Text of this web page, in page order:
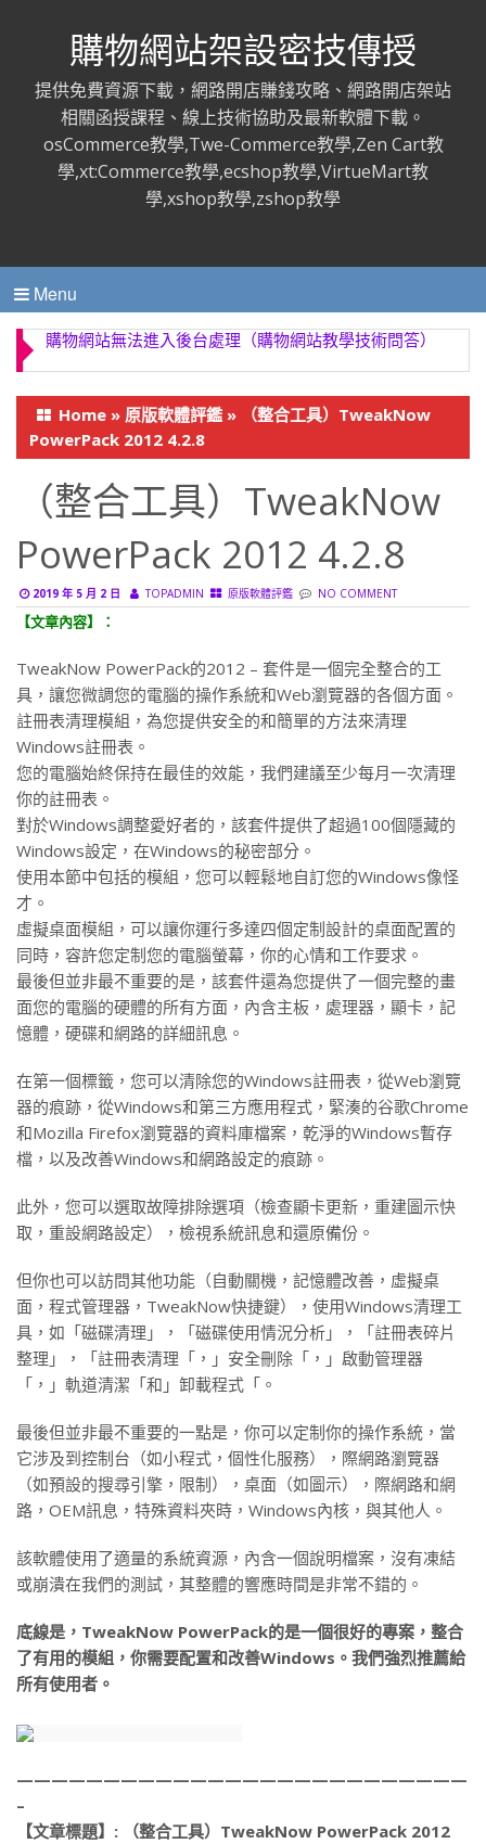
購物網站架設密技傳授
提供免費資源下載，網路開店賺錢攻略、網路開店架站
相關函授課程、線上技術協助及最新軟體下載。
osCommerce教學,Twe-Commerce教學,Zen Cart教
學,xt:Commerce教學,ecshop教學,VirtueMart教
學,xshop教學,zshop教學
Menu
購物網站無法進入後台處理（購物網站教學技術問答）
Home » 原版軟體評鑑 »
（整合工具）TweakNow
PowerPack 2012 4.2.8
（整合工具）TweakNow
PowerPack 2012 4.2.8
2019 年 5 月 2 日 TOPADMIN 原版軟體評鑑 NO COMMENT
【文章內容】：
TweakNow PowerPack的2012 – 套件是一個完全整合的工
具，讓您微調您的電腦的操作系統和Web瀏覽器的各個方面。
註冊表清理模組，為您提供安全的和簡單的方法來清理
Windows註冊表。
您的電腦始終保持在最佳的效能，我們建議至少每月一次清理
你的註冊表。
對於Windows調整愛好者的，該套件提供了超過100個隱藏的
Windows設定，在Windows的秘密部分。
使用本節中包括的模組，您可以輕鬆地自訂您的Windows像怪
才。
虛擬桌面模組，可以讓你運行多達四個定制設計的桌面配置的
同時，容許您定制您的電腦螢幕，你的心情和工作要求。
最後但並非最不重要的是，該套件還為您提供了一個完整的畫
面您的電腦的硬體的所有方面，內含主板，處理器，顯卡，記
憶體，硬碟和網路的詳細訊息。
在第一個標籤，您可以清除您的Windows註冊表，從Web瀏覽
器的痕跡，從Windows和第三方應用程式，緊湊的谷歌Chrome
和Mozilla Firefox瀏覽器的資料庫檔案，乾淨的Windows暫存
檔，以及改善Windows和網路設定的痕跡。
此外，您可以選取故障排除選項（檢查顯卡更新，重建圖示快
取，重設網路設定），檢視系統訊息和還原備份。
但你也可以訪問其他功能（自動關機，記憶體改善，虛擬桌
面，程式管理器，TweakNow快捷鍵），使用Windows清理工
具，如「磁碟清理」，「磁碟使用情況分析」，「註冊表碎片
整理」，「註冊表清理「，」安全刪除「，」啟動管理器
「，」軌道清潔「和」卸載程式「。
最後但並非最不重要的一點是，你可以定制你的操作系統，當
它涉及到控制台（如小程式，個性化服務），際網路瀏覽器
（如預設的搜尋引擎，限制），桌面（如圖示），際網路和網
路，OEM訊息，特殊資料夾時，Windows內核，與其他人。
該軟體使用了適量的系統資源，內含一個說明檔案，沒有凍結
或崩潰在我們的測試，其整體的響應時間是非常不錯的。
底線是，TweakNow PowerPack的是一個很好的專案，整合
了有用的模組，你需要配置和改善Windows。我們強烈推薦給
所有使用者。
——————————————————————————
–
【文章標題】: （整合工具）TweakNow PowerPack 2012